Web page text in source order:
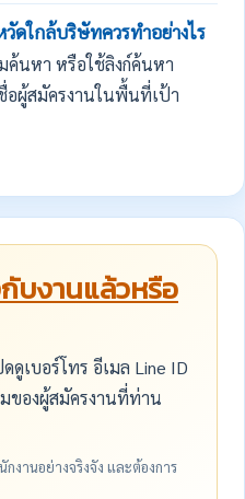
วัดใกล้บริษัทควรทำอย่างไร
ค้นหา หรือใช้ลิงก์ค้นหา
อผู้สมัครงานในพื้นที่เป้า
งานแล้วหรือ
ดูเบอร์โทร อีเมล Line ID
ของผู้สมัครงานที่ท่าน
งานอย่างจริงจัง และต้องการ